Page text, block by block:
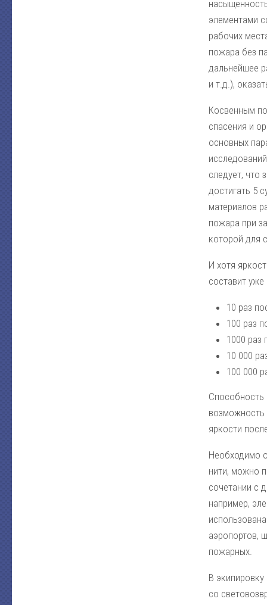
элементами
рабочих
пожара без
дальнейшее
и т.д.),
Косвенным
спасения и
основных
следует, что
достигать 5
материалов
пожара при
которой для
И хотя
составит
10 раз
100 раз
1000 раз
10 000
100 000
Способность
возможность
яркости
Необходимо
нити, можно
сочетании с
например,
аэропортов,
пожарных.
В
со